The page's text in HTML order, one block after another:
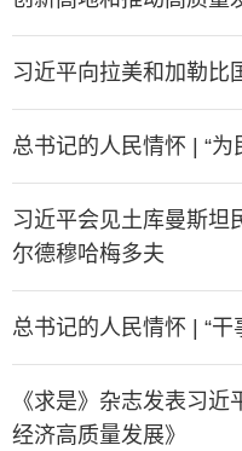
习近平向拉美和加勒比
总书记的人民情怀 | “为
习近平会见土库曼斯坦
尔德穆哈梅多夫
总书记的人民情怀 | “
《求是》杂志发表习
经济高质量发展》